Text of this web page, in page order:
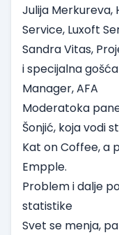
Julija Merkureva,
Service, Luxoft
Sandra Vitas,
i specijalna
Manager,AFA
Moderatoka
Šonjić, koja vodi
Kat on Coffee, a
Empple.
Problem i dalje
statistike
Svet se menja,